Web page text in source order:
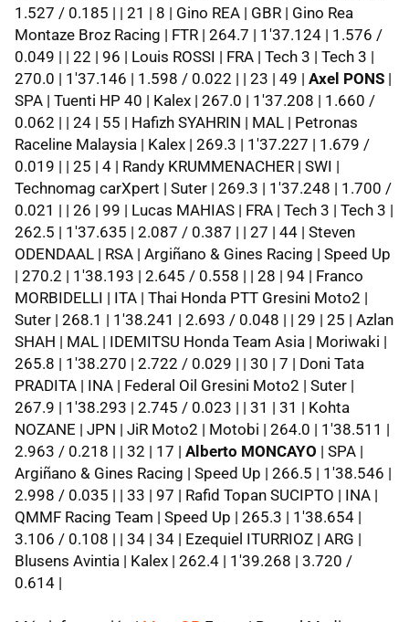
1.527 / 0.185 | | 21 | 8 | Gino REA | GBR | Gino Rea
Montaze Broz Racing | FTR | 264.7 | 1'37.124 | 1.576 /
0.049 | | 22 | 96 | Louis ROSSI | FRA | Tech 3 | Tech 3 |
270.0 | 1'37.146 | 1.598 / 0.022 | | 23 | 49 | Axel PONS |
SPA | Tuenti HP 40 | Kalex | 267.0 | 1'37.208 | 1.660 /
0.062 | | 24 | 55 | Hafizh SYAHRIN | MAL | Petronas
Raceline Malaysia | Kalex | 269.3 | 1'37.227 | 1.679 /
0.019 | | 25 | 4 | Randy KRUMMENACHER | SWI |
Technomag carXpert | Suter | 269.3 | 1'37.248 | 1.700 /
0.021 | | 26 | 99 | Lucas MAHIAS | FRA | Tech 3 | Tech 3 |
262.5 | 1'37.635 | 2.087 / 0.387 | | 27 | 44 | Steven
ODENDAAL | RSA | Argiñano & Gines Racing | Speed Up
| 270.2 | 1'38.193 | 2.645 / 0.558 | | 28 | 94 | Franco
MORBIDELLI | ITA | Thai Honda PTT Gresini Moto2 |
Suter | 268.1 | 1'38.241 | 2.693 / 0.048 | | 29 | 25 | Azlan
SHAH | MAL | IDEMITSU Honda Team Asia | Moriwaki |
265.8 | 1'38.270 | 2.722 / 0.029 | | 30 | 7 | Doni Tata
PRADITA | INA | Federal Oil Gresini Moto2 | Suter |
267.9 | 1'38.293 | 2.745 / 0.023 | | 31 | 31 | Kohta
NOZANE | JPN | JiR Moto2 | Motobi | 264.0 | 1'38.511 |
2.963 / 0.218 | | 32 | 17 | Alberto MONCAYO | SPA |
Argiñano & Gines Racing | Speed Up | 266.5 | 1'38.546 |
2.998 / 0.035 | | 33 | 97 | Rafid Topan SUCIPTO | INA |
QMMF Racing Team | Speed Up | 265.3 | 1'38.654 |
3.106 / 0.108 | | 34 | 34 | Ezequiel ITURRIOZ | ARG |
Blusens Avintia | Kalex | 262.4 | 1'39.268 | 3.720 /
0.614 |